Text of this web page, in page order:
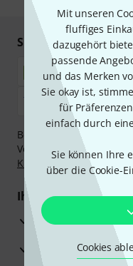
Mit unseren
fluffiges
dazugehört
passende
und das Merken
Sie okay ist,
für
einfach durch
Sie können Ihre
über die Cookie-
Cookies
Sicher einkaufen &
Bezahlen Sie
Vorkasse, PayPal,
Klarna Ratenzahlung
Ihre Vorteile
3 Jahre Thomann
30 Tage Money-